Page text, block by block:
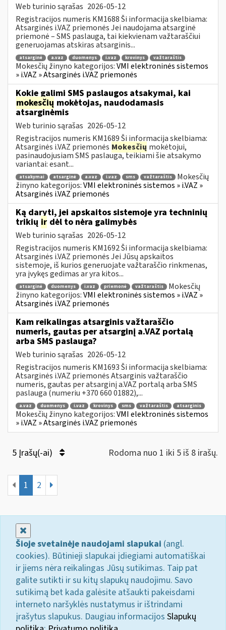
Web turinio sąrašas 2026-05-12
Registracijos numeris KM1688 Ši informacija skelbiama:
Atsarginės i.VAZ priemonės Jei naudojama atsarginė
priemonė – SMS paslauga, tai kiekvienam važtaraščiui
generuojamas atskiras atsarginis...
atsarginė a.vaz duomenys i.vaz krovinys važtaraštis
Mokesčių žinyno kategorijos:VMI elektroninės sistemos
» i.VAZ » Atsarginės i.VAZ priemonės
Kokie galimi SMS paslaugos atsakymai, kai
mokesčių mokėtojas, naudodamasis
atsarginėmis
Web turinio sąrašas 2026-05-12
Registracijos numeris KM1689 Ši informacija skelbiama:
Atsarginės i.VAZ priemonės Mokesčių mokėtojui,
pasinaudojusiam SMS paslauga, teikiami šie atsakymo
variantai: esant...
atsakymai atsarginė a.vaz i.vaz sms važtaraštis
Mokesčių
žinyno kategorijos:VMI elektroninės sistemos » i.VAZ »
Atsarginės i.VAZ priemonės
Ką daryti, jei apskaitos sistemoje yra techninių
trikių ir dėl to nėra galimybės
Web turinio sąrašas 2026-05-12
Registracijos numeris KM1692 Ši informacija skelbiama:
Atsarginės i.VAZ priemonės Jei Jūsų apskaitos
sistemoje, iš kurios generuojate važtaraščio rinkmenas,
yra įvykęs gedimas ar yra kitos...
atsarginė duomenys i.vaz priemonė važtaraštis
Mokesčių
žinyno kategorijos:VMI elektroninės sistemos » i.VAZ »
Atsarginės i.VAZ priemonės
Kam reikalingas atsarginis važtaraščio
numeris, gautas per atsarginį a.VAZ portalą
arba SMS paslauga?
Web turinio sąrašas 2026-05-12
Registracijos numeris KM1693 Ši informacija skelbiama:
Atsarginės i.VAZ priemonės Atsarginis važtaraščio
numeris, gautas per atsarginį a.VAZ portalą arba SMS
paslauga (numeriu +370 660 01882),...
a.vaz duomenys i.vaz krovinys sms važtaraštis atsarginis
Mokesčių žinyno kategorijos:VMI elektroninės sistemos
» i.VAZ » Atsarginės i.VAZ priemonės
5 Įrašų(-ai) Rodoma nuo 1 iki 5 iš 8 irašų.
1 2
Šioje svetainėje naudojami slapukai (angl.
cookies). Būtinieji slapukai įdiegiami automatiškai
ir jiems nėra reikalingas Jūsų sutikimas. Taip pat
galite sutikti ir su kitų slapukų naudojimu. Savo
sutikimą bet kada galėsite atšaukti pakeisdami
interneto naršyklės nustatymus ir ištrindami
įrašytus slapukus. Daugiau informacijos Slapukų